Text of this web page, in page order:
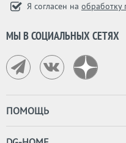
Я согласен на обработку
МЫ В СОЦИАЛЬНЫХ СЕТЯХ
ПОМОЩЬ